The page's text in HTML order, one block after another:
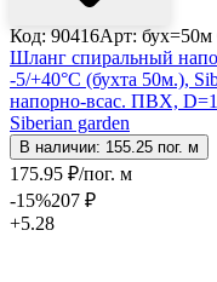
Код: 90416Арт:
Шланг спиральный
-5/+40°С (бухта 50м.),
напорно-всас. ПВХ,
Siberian garden
В наличии: 155.25 пог. м
175.95 ₽/пог. м
-15%207 ₽
+5.28